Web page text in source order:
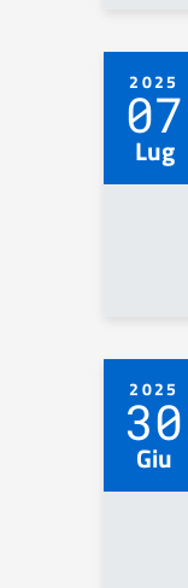
2025
07
Lug
2025
30
Giu